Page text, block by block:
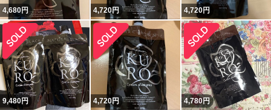
4,680円 4,720円 4,720円
9,480円 4,720円 4,780円